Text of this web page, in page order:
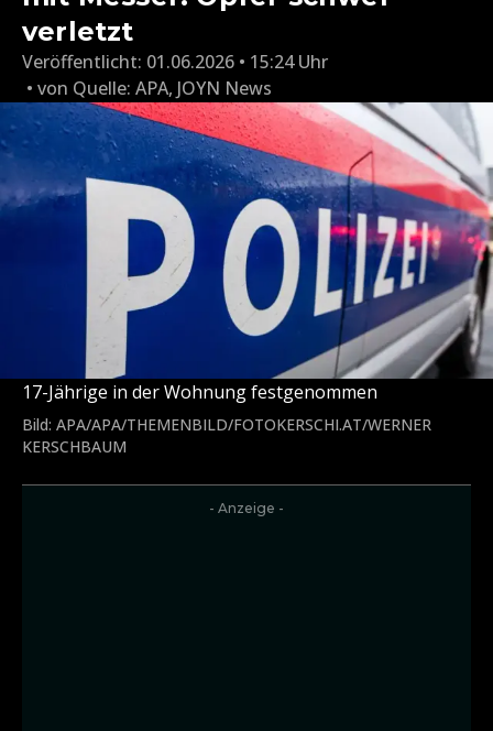
verletzt
Veröffentlicht: 01.06.2026 • 15:24 Uhr
von Quelle: APA, JOYN News
17-Jährige in der Wohnung festgenommen
Bild: APA/APA/THEMENBILD/FOTOKERSCHI.AT/WERNER
KERSCHBAUM
- Anzeige -